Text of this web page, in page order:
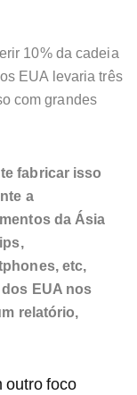
10% da cadeia
EUA levariatrês
com grandes
fabricar isso
a
da Ásia
etc,
EUA nos
relatório,
outro foco